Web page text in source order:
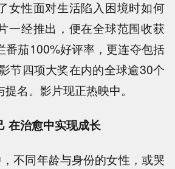
女性面对生活陷入困境时如何
一经推出，便在全球范围收获
番茄100%好评率，更连夺包括
节四项大奖在内的全球逾30个
名。影片现正热映中。
在治愈中实现成长
，不同年龄与身份的女性，或哭